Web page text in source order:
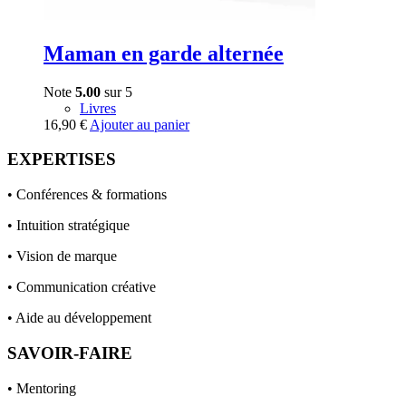
Maman en garde alternée
Note 5.00 sur 5
Livres
16,90 € Ajouter au panier
EXPERTISES
• Conférences & formations
• Intuition stratégique
• Vision de marque
• Communication créative
• Aide au développement
SAVOIR-FAIRE
• Mentoring